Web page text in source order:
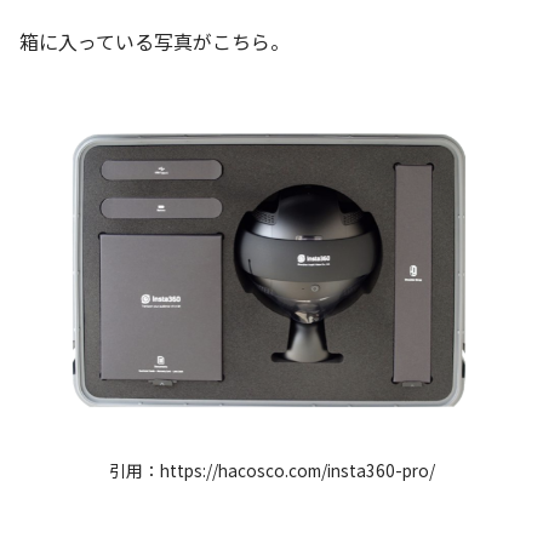
箱に入っている写真がこちら。
引用：https://hacosco.com/insta360-pro/